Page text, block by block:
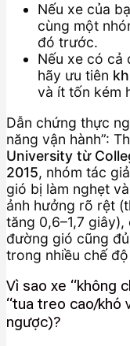
Nếu xe của
cùng một
đó trước.
Nếu xe có cả
hãy ưu tiên
và ít tốn kém
Dẫn chứng thực
năng vận hành”:
University từ
2015, nhóm tác
gió bị làm nghẹt
ảnh hưởng rõ rệt
tăng 0,6–1,7
đường gió cũng
trong nhiều chế
Vì sao xe “không
“tua treo cao/khó
ngược)?